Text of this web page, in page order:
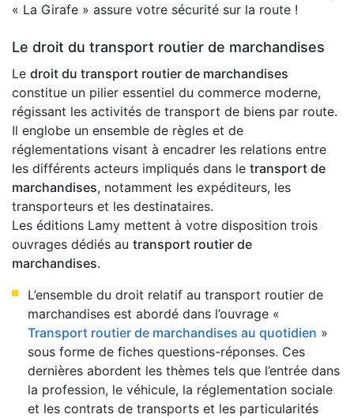
« La Girafe » assure votre sécurité sur la route !
Le droit du transport routier de marchandises
Le droit du transport routier de marchandises
constitue un pilier essentiel du commerce moderne,
régissant les activités de transport de biens par route.
Il englobe un ensemble de règles et de
réglementations visant à encadrer les relations entre
les différents acteurs impliqués dans le transport de
marchandises, notamment les expéditeurs, les
transporteurs et les destinataires.
Les éditions Lamy mettent à votre disposition trois
ouvrages dédiés au transport routier de
marchandises.
L’ensemble du droit relatif au transport routier de
marchandises est abordé dans l’ouvrage «
Transport routier de marchandises au quotidien »
sous forme de fiches questions-réponses. Ces
dernières abordent les thèmes tels que l’entrée dans
la profession, le véhicule, la réglementation sociale
et les contrats de transports et les particularités